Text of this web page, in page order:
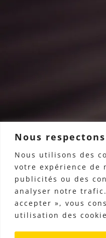
Nous
Nous utilisons des
votre expérience de
publicités ou des
analyser notre
accepter », vous
utilisation des
BONJOUR